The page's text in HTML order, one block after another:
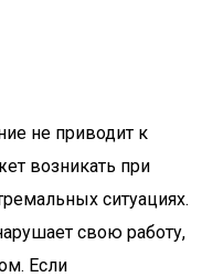
не приводит к
возникать при
ситуациях.
свою работу,
Если